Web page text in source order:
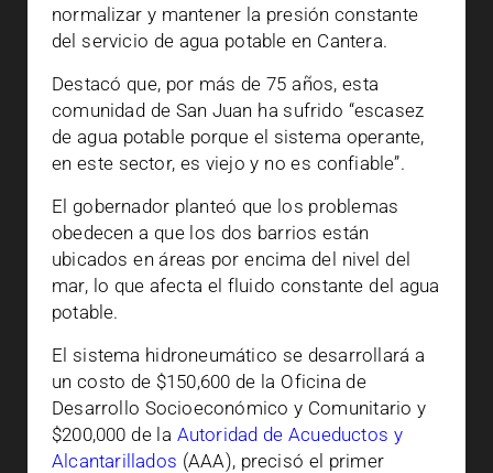
normalizar y mantener la presión constante
del servicio de agua potable en Cantera.
Destacó que, por más de 75 años, esta
comunidad de San Juan ha sufrido “escasez
de agua potable porque el sistema operante,
en este sector, es viejo y no es confiable”.
El gobernador planteó que los problemas
obedecen a que los dos barrios están
ubicados en áreas por encima del nivel del
mar, lo que afecta el fluido constante del agua
potable.
El sistema hidroneumático se desarrollará a
un costo de $150,600 de la Oficina de
Desarrollo Socioeconómico y Comunitario y
$200,000 de la Autoridad de Acueductos y
Alcantarillados (AAA), precisó el primer